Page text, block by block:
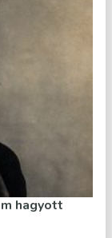
hagyott